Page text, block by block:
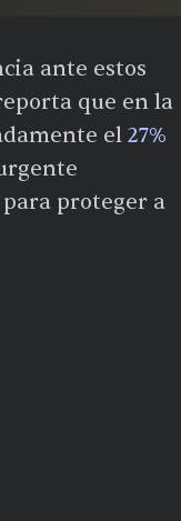
ante estos
que en la
el 27%
proteger a